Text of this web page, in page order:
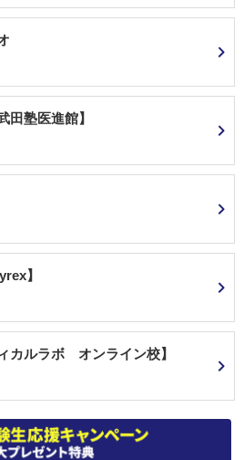
田塾医進館】
】
カルラボ オンライン校】